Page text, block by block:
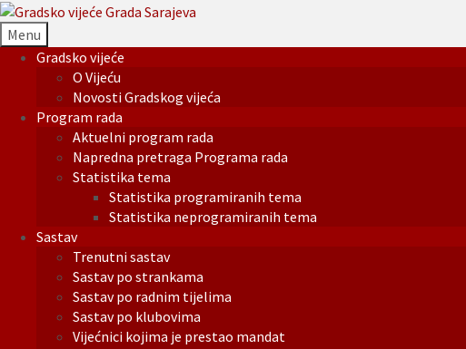
Menu
Gradsko vijeće
O Vijeću
Novosti Gradskog vijeća
Program rada
Aktuelni program rada
Napredna pretraga Programa rada
Statistika tema
Statistika programiranih tema
Statistika neprogramiranih tema
Sastav
Trenutni sastav
Sastav po strankama
Sastav po radnim tijelima
Sastav po klubovima
Vijećnici kojima je prestao mandat